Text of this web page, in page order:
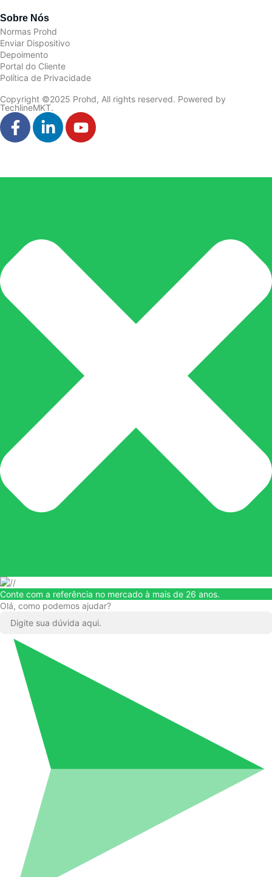
Sobre Nós
Normas Prohd
Enviar Dispositivo
Depoimento
Portal do Cliente
Política de Privacidade
Copyright ©2025 Prohd, All rights reserved. Powered by
TechlineMKT.
Conte com a referência no mercado à mais de 26 anos.
Olá, como podemos ajudar?